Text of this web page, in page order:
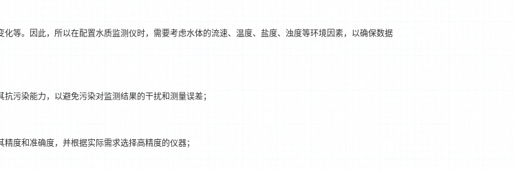
等。因此，所以在配置水质监测仪时，需要考虑水体的流速、温度、盐度、浊度等环境因素，以确保数据
污染能力，以避免污染对监测结果的干扰和测量误差；
度和准确度，并根据实际需求选择高精度的仪器；